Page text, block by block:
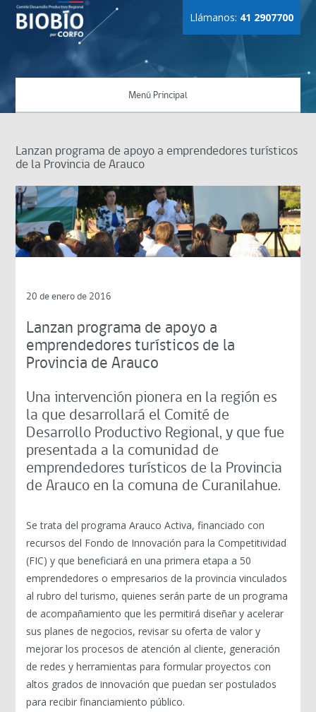
Llámanos: 41 2907700
Menú Principal
Lanzan programa de apoyo a emprendedores turísticos
de la Provincia de Arauco
20 de enero de 2016
Lanzan programa de apoyo a
emprendedores turísticos de la
Provincia de Arauco
Una intervención pionera en la región es
la que desarrollará el Comité de
Desarrollo Productivo Regional, y que fue
presentada a la comunidad de
emprendedores turísticos de la Provincia
de Arauco en la comuna de Curanilahue.
Se trata del programa Arauco Activa, financiado con
recursos del Fondo de Innovación para la Competitividad
(FIC) y que beneficiará en una primera etapa a 50
emprendedores o empresarios de la provincia vinculados
al rubro del turismo, quienes serán parte de un programa
de acompañamiento que les permitirá diseñar y acelerar
sus planes de negocios, revisar su oferta de valor y
mejorar los procesos de atención al cliente, generación
de redes y herramientas para formular proyectos con
altos grados de innovación que puedan ser postulados
para recibir financiamiento público.